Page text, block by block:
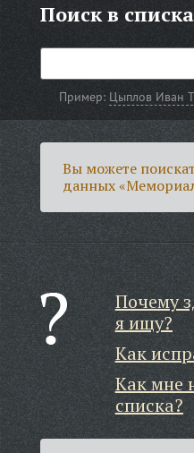
Поиск в
Пример: Цыплов Иван
Вы можете
данных
Почему
я ищу?
Как
Как мне
списка?